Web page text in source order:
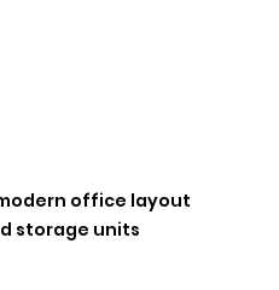
office layout
storage units